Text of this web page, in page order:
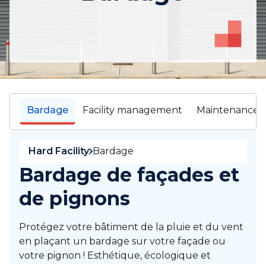
Facility management Maintenance
Bardage
Hard Facility Bardage
Bardage de façades et
de pignons
Protégez votre bâtiment de la pluie et du vent
en plaçant un bardage sur votre façade ou
votre pignon ! Esthétique, écologique et